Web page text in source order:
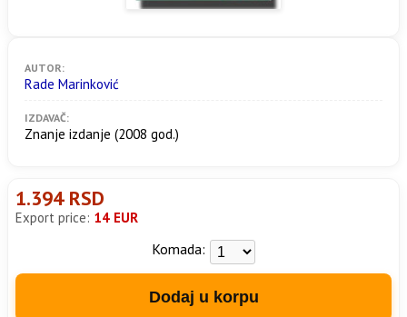
AUTOR:
Rade Marinković
IZDAVAČ:
Znanje izdanje (2008 god.)
1.394 RSD
Export price: 14 EUR
Komada:
Dodaj u korpu